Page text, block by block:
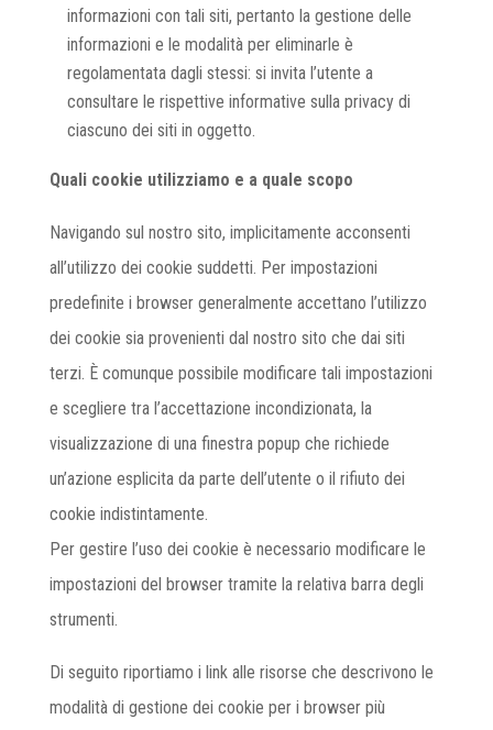
informazioni con tali siti, pertanto la gestione delle
informazioni e le modalità per eliminarle è
regolamentata dagli stessi: si invita l’utente a
consultare le rispettive informative sulla privacy di
ciascuno dei siti in oggetto.
Quali cookie utilizziamo e a quale scopo
Navigando sul nostro sito, implicitamente acconsenti
all’utilizzo dei cookie suddetti. Per impostazioni
predefinite i browser generalmente accettano l’utilizzo
dei cookie sia provenienti dal nostro sito che dai siti
terzi. È comunque possibile modificare tali impostazioni
e scegliere tra l’accettazione incondizionata, la
visualizzazione di una finestra popup che richiede
un’azione esplicita da parte dell’utente o il rifiuto dei
cookie indistintamente.
Per gestire l’uso dei cookie è necessario modificare le
impostazioni del browser tramite la relativa barra degli
strumenti.
Di seguito riportiamo i link alle risorse che descrivono le
modalità di gestione dei cookie per i browser più